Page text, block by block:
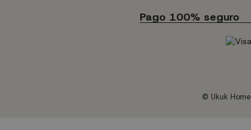
Pago 100% seguro
© Ukuk